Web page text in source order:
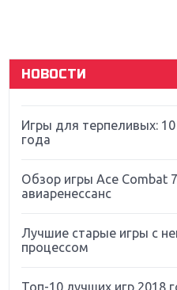
НОВОСТИ
Far Cry 5: хвалить нельзя
Игры для терпеливых:
года
Обзор игры Ace Combat
авиаренессанс
Лучшие старые игры с
процессом
Топ-10 лучших игр 2018